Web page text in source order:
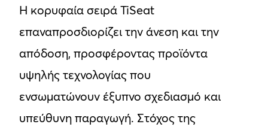
Η κορυφαία σειρά TiSeat
επαναπροσδιορίζει την άνεση και την
απόδοση, προσφέροντας προϊόντα
υψηλής τεχνολογίας που
ενσωματώνουν έξυπνο σχεδιασμό και
υπεύθυνη παραγωγή. Στόχος της